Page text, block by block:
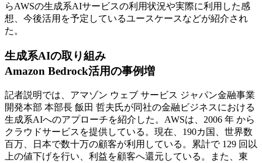
らAWSの生成系AIサービスの利用状況や実際に利用した感
想、今後活用を予定しているユースケースなどが紹介され
た。
生成系AIの取り組み
Amazon Bedrock活用の事例増
記者説明では、アマゾン ウェブ サービス ジャパン金融事業
開発本部 本部長 飯田 哲夫氏が同社の金融ビジネスにおける
生成系AIへのアプローチを紹介した。AWSは、2006 年 から
クラウドサービスを提供している。現在、190カ国、世界数
百万、日本で数十万の顧客が利用している。累計で 129 回以
上の値下げを行い、利益を顧客へ還元している。また、東